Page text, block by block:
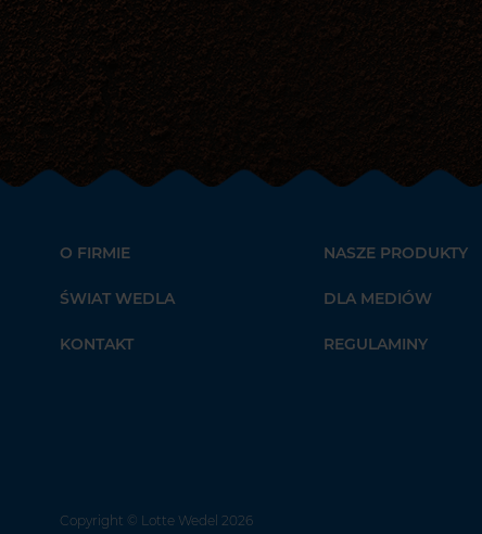
O FIRMIE NASZE PRODUKTY
ŚWIAT WEDLA DLA MEDIÓW
KONTAKT REGULAMINY
Copyright © Lotte Wedel 2026